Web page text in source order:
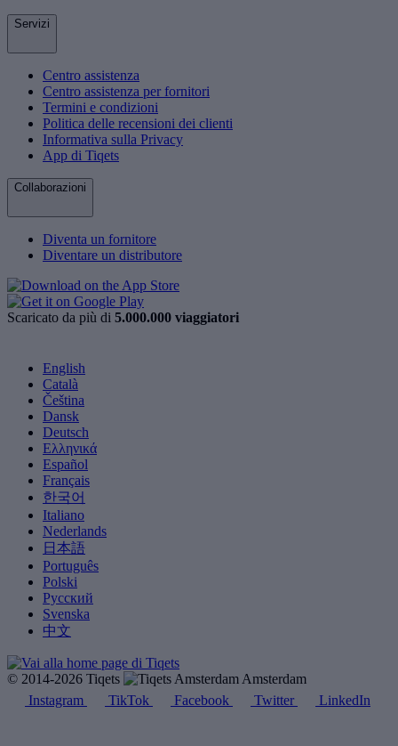
Servizi
Centro assistenza
Centro assistenza per fornitori
Termini e condizioni
Politica delle recensioni dei clienti
Informativa sulla Privacy
App di Tiqets
Collaborazioni
Diventa un fornitore
Diventare un distributore
Scaricato da più di 5.000.000 viaggiatori
English
Català
Čeština
Dansk
Deutsch
Ελληνικά
Español
Français
한국어
Italiano
Nederlands
日本語
Português
Polski
Русский
Svenska
中文
© 2014-2026 Tiqets
Amsterdam
Instagram
TikTok Facebook Twitter LinkedIn